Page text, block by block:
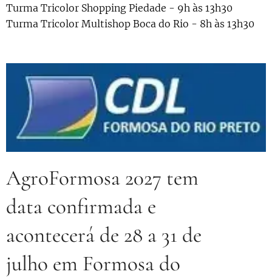
Turma Tricolor Shopping Piedade - 9h às 13h30
Turma Tricolor Multishop Boca do Rio - 8h às 13h30
AgroFormosa 2027 tem
data confirmada e
acontecerá de 28 a 31 de
julho em Formosa do